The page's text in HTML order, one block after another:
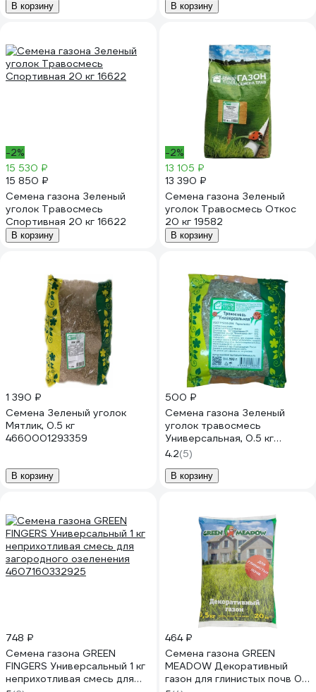
В корзину В корзину
-2%
15 530 ₽
15 850 ₽
Семена газона Зеленый
уголок Травосмесь
Спортивная 20 кг 16622
В корзину
-2%
13 105 ₽
13 390 ₽
Семена газона Зеленый
уголок Травосмесь Откос
20 кг 19582
В корзину
1 390 ₽
Семена Зеленый уголок
Мятлик, 0.5 кг
4660001293359
В корзину
500 ₽
Семена газона Зеленый
уголок травосмесь
Универсальная, 0.5 кг
4660001293762
4.2(5)
В корзину
748 ₽
Семена газона GREEN
FINGERS Универсальный 1 кг
неприхотливая смесь для
464 ₽
Семена газона GREEN
MEADOW Декоративный
газон для глинистых почв 0.5